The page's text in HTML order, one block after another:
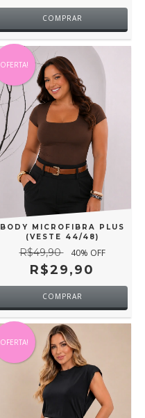
COMPRAR
OFERTA!
BODY MICROFIBRA PLUS
(VESTE 44/48)
R$49,90 40% OFF
R$29,90
COMPRAR
OFERTA!